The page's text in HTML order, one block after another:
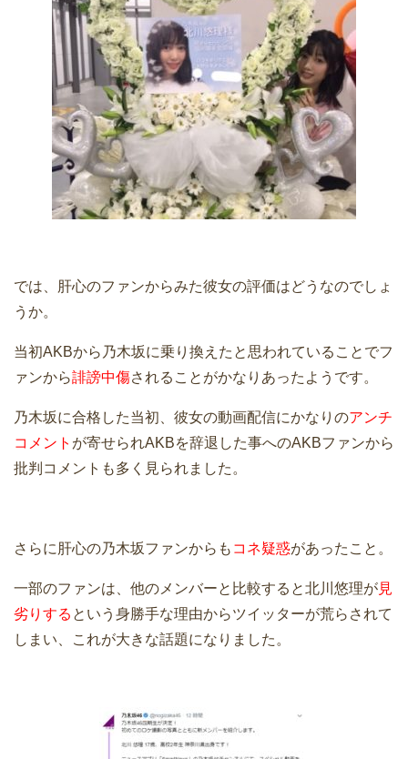
では、肝心のファンからみた彼女の評価はどうなのでしょ
うか。
当初AKBから乃木坂に乗り換えたと思われていることでフ
ァンから誹謗中傷されることがかなりあったようです。
乃木坂に合格した当初、彼女の動画配信にかなりのアンチ
コメント が寄せられAKBを辞退した事へのAKBファンから
批判コメントも多く見られました。
さらに肝心の乃木坂ファンからも コネ疑惑があったこと。
一部のファンは、他のメンバーと比較すると北川悠理が見
劣りする という身勝手な理由からツイッターが荒らされて
しまい、これが大きな話題になりました。